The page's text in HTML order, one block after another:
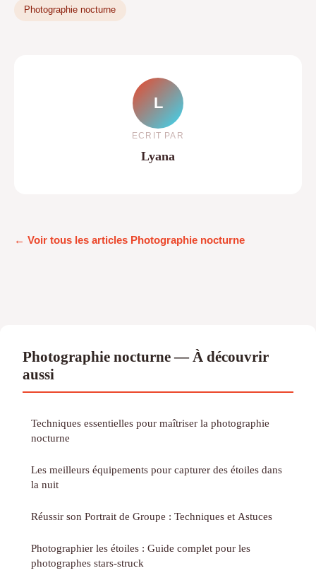
Photographie nocturne
L
ECRIT PAR
Lyana
← Voir tous les articles Photographie nocturne
Photographie nocturne — À découvrir
aussi
Techniques essentielles pour maîtriser la photographie
nocturne
Les meilleurs équipements pour capturer des étoiles dans
la nuit
Réussir son Portrait de Groupe : Techniques et Astuces
Photographier les étoiles : Guide complet pour les
photographes stars-struck